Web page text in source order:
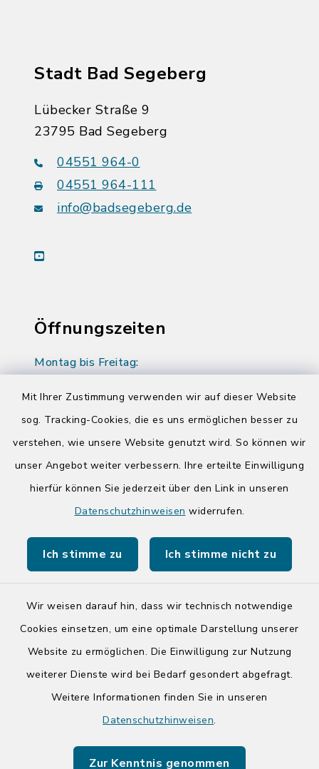
Mit Ihrer Zustimmung verwenden wir auf dieser Website
sog. Tracking-Cookies, die es uns ermöglichen besser zu
verstehen, wie unsere Website genutzt wird. So können wir
unser Angebot weiter verbessern. Ihre erteilte Einwilligung
hierfür können Sie jederzeit über den Link in unseren
Datenschutzhinweisen widerrufen.
Ich stimme zu Ich stimme nicht zu
Wir weisen darauf hin, dass wir technisch notwendige
Cookies einsetzen, um eine optimale Darstellung unserer
Website zu ermöglichen. Die Einwilligung zur Nutzung
weiterer Dienste wird bei Bedarf gesondert abgefragt.
Weitere Informationen finden Sie in unseren
Datenschutzhinweisen.
Zur Kenntnis genommen
Stadt Bad Segeberg
Lübecker Straße 9
23795 Bad Segeberg
04551 964-0
04551 964-111
info@badsegeberg.de
youtube
Öffnungszeiten
Montag bis Freitag:
Donnerstag zusätzlich:
14:00-17:00 Uhr
Quicklinks
Tourist-Info der Stadt Bad Segeberg
Barrierefreiheit